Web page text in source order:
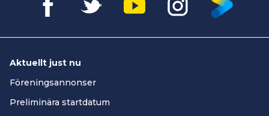
Aktuellt just nu
Föreningsannonser
Preliminära startdatum